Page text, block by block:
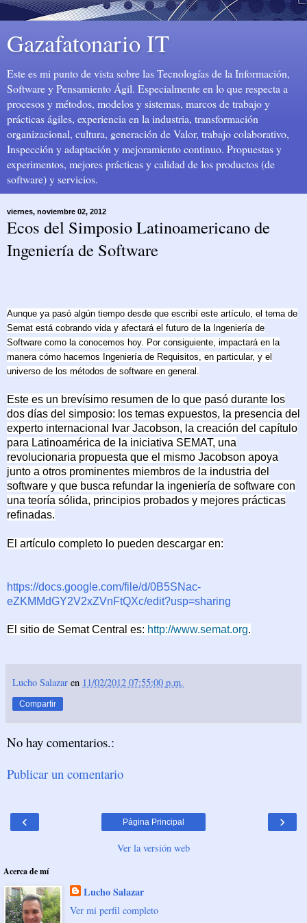
Gazafatonario IT
Este es mi punto de vista sobre las Tecnologías de la Información,
Software y Pensamiento Ágil. Especialmente en lo que respecta a
procesos y métodos, modelos y sistemas, marcos de trabajo y
prácticas ágiles, experiencia en la industria, transformación
organizacional, cultura, generación de Valor, trabajo colaborativo,
Inspección y adaptación y mejoramiento continuo. Propuestas y
experimentos, mejores prácticas y calidad de los productos (de
software) y servicios.
viernes, noviembre 02, 2012
Ecos del Simposio Latinoamericano de
Ingeniería de Software
Aunque ya pasó algún tiempo desde que escribí este artículo, el tema de
Semat está cobrando vida y afectará el futuro de la Ingeniería de
Software como la conocemos hoy. Por consiguiente, impactará en la
manera cómo hacemos Ingeniería de Requisitos, en particular, y el
universo de los métodos de software en general.
Este es un brevísimo resumen de lo que pasó durante los
dos días del simposio: los temas expuestos, la presencia del
experto internacional Ivar Jacobson, la creación del capítulo
para Latinoamérica de la iniciativa SEMAT, una
revolucionaria propuesta que el mismo Jacobson apoya
junto a otros prominentes miembros de la industria del
software y que busca refundar la ingeniería de software con
una teoría sólida, principios probados y mejores prácticas
refinadas.
El artículo completo lo pueden descargar en:
https://docs.google.com/file/d/0B5SNac-
eZKMMdGY2V2xZVnFtQXc/edit?usp=sharing
El sitio de Semat Central es: http://www.semat.org.
Lucho Salazar en 11/02/2012 07:55:00 p.m.
Compartir
No hay comentarios.:
Publicar un comentario
‹ ›
Página Principal
Ver la versión web
Acerca de mí
Lucho Salazar
Ver mi perfil completo